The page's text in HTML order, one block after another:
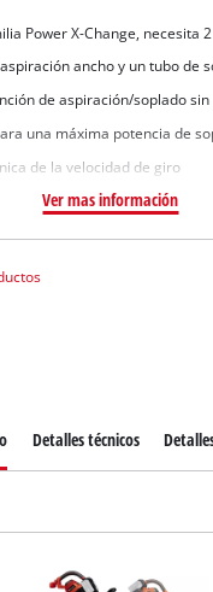
Power X-Change, necesita
ancho y un tubo de
de aspiración/soplado
una máxima potencia de
de la velocidad de giro
Ver mas información
Detalles técnicos